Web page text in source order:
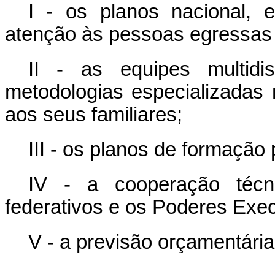
I - os planos nacional,
atenção às pessoas
II - as equipes
metodologias
aos seus familiares;
III - os planos de formação
IV - a cooperação
federativos e os Poderes
V - a previsão